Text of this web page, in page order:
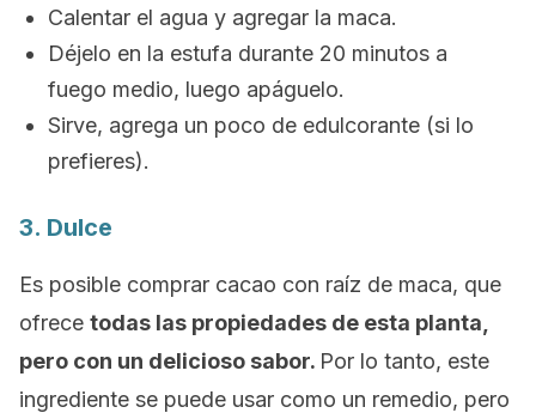
Calentar el agua y agregar la maca.
Déjelo en la estufa durante 20 minutos a
fuego medio, luego apáguelo.
Sirve, agrega un poco de edulcorante (si lo
prefieres).
3. Dulce
Es posible comprar cacao con raíz de maca, que
ofrece todas las propiedades de esta planta,
pero con un delicioso sabor. Por lo tanto, este
ingrediente se puede usar como un remedio, pero